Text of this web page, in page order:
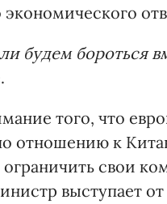
будем бороться
того, что
отношению к
свои
выступает